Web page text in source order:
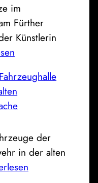
im
Fürther
Künstlerin
der
in der alten